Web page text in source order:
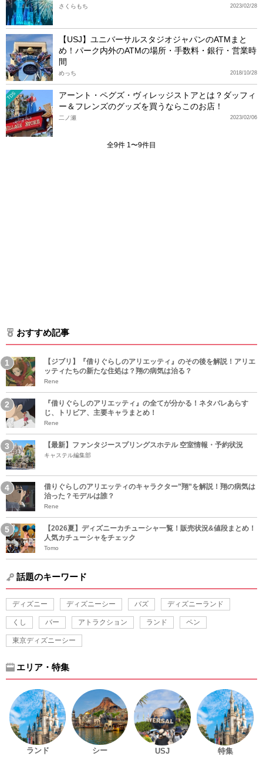
2023/02/28
さくらもち
【USJ】ユニバーサルスタジオジャパンのATMまと
め！パーク内外のATMの場所・手数料・銀行・営業時
間
2018/10/28
めっち
TDS
アーント・ペグズ・ヴィレッジストアとは？ダッフィ
ー＆フレンズのグッズを買うならこのお店！
2023/02/06
二ノ瀬
全9件 1〜9件目
おすすめ記事
【ジブリ】『借りぐらしのアリエッティ』のその後を解説！アリエ
ッティたちの新たな住処は？翔の病気は治る？
Rene
『借りぐらしのアリエッティ』の全てが分かる！ネタバレあらす
じ、トリビア、主要キャラまとめ！
Rene
【最新】ファンタジースプリングスホテル 空室情報・予約状況
キャステル編集部
借りぐらしのアリエッティのキャラクター”翔”を解説！翔の病気は
治った？モデルは誰？
Rene
【2026夏】ディズニーカチューシャ一覧！販売状況&値段まとめ！
人気カチューシャをチェック
Tomo
話題のキーワード
ディズニー ディズニーシー バズ ディズニーランド
くし バー アトラクション ランド ペン
東京ディズニーシー
エリア・特集
ランド シー USJ 特集